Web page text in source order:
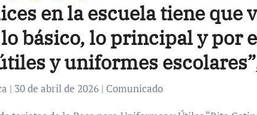
en la escuela tiene que
básico, lo principal y por
y uniformes
| 30 de abril de 2026 | Comunicado